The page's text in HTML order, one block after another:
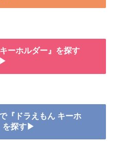
ーホルダー』を探す
▶
『ドラえもん キーホ
を探す▶